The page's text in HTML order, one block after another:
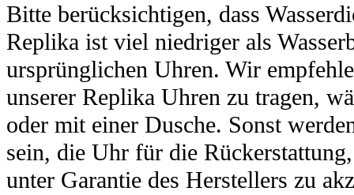
Bitte berücksichtigen, dass
Replika ist viel niedriger als
ursprünglichen Uhren. Wir
unserer Replika Uhren zu tragen,
oder mit einer Dusche. Sonst
sein, die Uhr für die
unter Garantie des Herstellers zu